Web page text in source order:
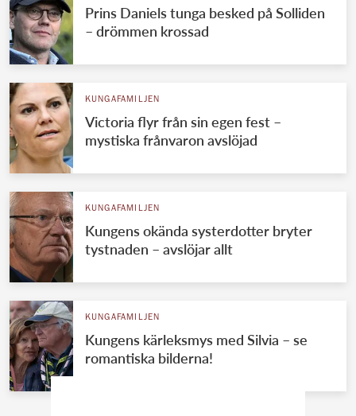
Prins Daniels tunga besked på Solliden
– drömmen krossad
KUNGAFAMILJEN
Victoria flyr från sin egen fest –
mystiska frånvaron avslöjad
KUNGAFAMILJEN
Kungens okända systerdotter bryter
tystnaden – avslöjar allt
KUNGAFAMILJEN
Kungens kärleksmys med Silvia – se
romantiska bilderna!